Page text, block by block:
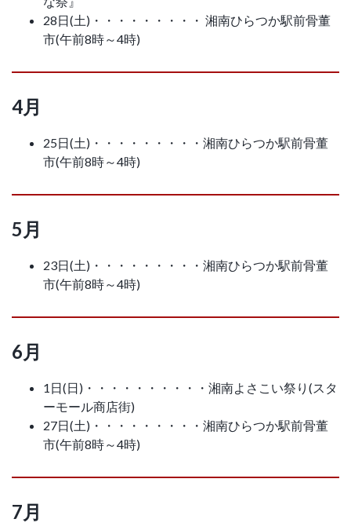
28日(土)・・・・・・・・・ 湘南ひらつか駅前骨董
市(午前8時～4時)
4月
25日(土)・・・・・・・・・湘南ひらつか駅前骨董
市(午前8時～4時)
5月
23日(土)・・・・・・・・・湘南ひらつか駅前骨董
市(午前8時～4時)
6月
1日(日)・・・・・・・・・・湘南よさこい祭り(スタ
ーモール商店街)
27日(土)・・・・・・・・・湘南ひらつか駅前骨董
市(午前8時～4時)
7月